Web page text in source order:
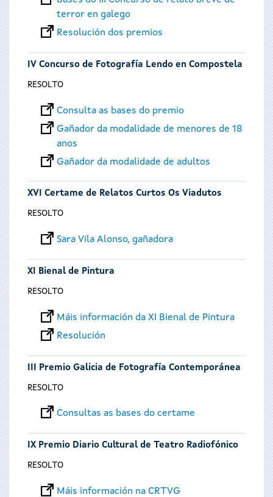
terror en galego
Resolución dos premios
IV Concurso de Fotografía Lendo en Compostela
RESOLTO
Consulta as bases do premio
Gañador da modalidade de menores de 18
anos
Gañador da modalidade de adultos
XVI Certame de Relatos Curtos Os Viadutos
RESOLTO
Sara Vila Alonso, gañadora
XI Bienal de Pintura
RESOLTO
Máis información da XI Bienal de Pintura
Resolución
III Premio Galicia de Fotografía Contemporánea
RESOLTO
Consultas as bases do certame
IX Premio Diario Cultural de Teatro Radiofónico
RESOLTO
Máis información na CRTVG